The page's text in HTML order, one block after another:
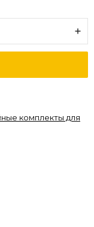
комплекты для